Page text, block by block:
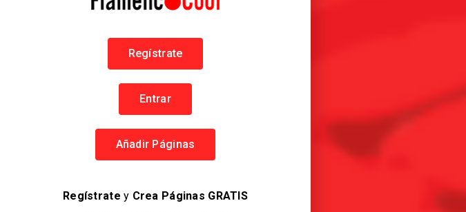
Regístrate
Entrar
Añadir Páginas
Regístrate y Crea Páginas GRATIS